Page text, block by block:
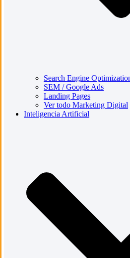
Search Engine
SEM / Google Ads
Landing Pages
Ver todo Marketing Digital
Inteligencia Artificial